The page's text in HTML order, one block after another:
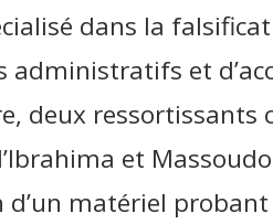
dans la
administratifs et
deux ressortissants
et
d’un matériel